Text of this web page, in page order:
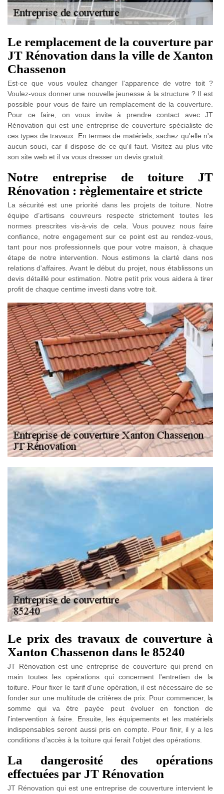
Le remplacement de la couverture par
JT Rénovation dans la ville de Xanton
Chassenon
Est-ce que vous voulez changer l'apparence de votre toit ?
Voulez-vous donner une nouvelle jeunesse à la structure ? Il est
possible pour vous de faire un remplacement de la couverture.
Pour ce faire, on vous invite à prendre contact avec JT
Rénovation qui est une entreprise de couverture spécialiste de
ces types de travaux. En termes de matériels, sachez qu'elle n'a
aucun souci, car il dispose de ce qu'il faut. Visitez au plus vite
son site web et il va vous dresser un devis gratuit.
Notre entreprise de toiture JT
Rénovation : règlementaire et stricte
La sécurité est une priorité dans les projets de toiture. Notre
équipe d’artisans couvreurs respecte strictement toutes les
normes prescrites vis-à-vis de cela. Vous pouvez nous faire
confiance, notre engagement sur ce point est au rendez-vous,
tant pour nos professionnels que pour votre maison, à chaque
étape de notre intervention. Nous estimons la clarté dans nos
relations d'affaires. Avant le début du projet, nous établissons un
devis détaillé pour estimation. Notre petit prix vous aidera à tirer
profit de chaque centime investi dans votre toit.
Le prix des travaux de couverture à
Xanton Chassenon dans le 85240
JT Rénovation est une entreprise de couverture qui prend en
main toutes les opérations qui concernent l'entretien de la
toiture. Pour fixer le tarif d'une opération, il est nécessaire de se
fonder sur une multitude de critères de prix. Pour commencer, la
somme qui va être payée peut évoluer en fonction de
l'intervention à faire. Ensuite, les équipements et les matériels
indispensables seront aussi pris en compte. Pour finir, il y a les
conditions d'accès à la toiture qui ferait l'objet des opérations.
La dangerosité des opérations
effectuées par JT Rénovation
JT Rénovation qui est une entreprise de couverture intervient le